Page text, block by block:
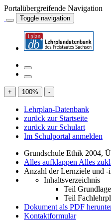
Portalübergreifende Navigation
Toggle navigation
+ 100% -
Lehrplan-Datenbank
zurück zur Startseite
zurück zur Schulart
Im Schulportal anmelden
Grundschule Ethik 2004,
Alles aufklappen Alles
Anzahl der Lernziele und -
Inhaltsverzeichnis
Teil
Teil
Dokument als PDF
Kontaktformular